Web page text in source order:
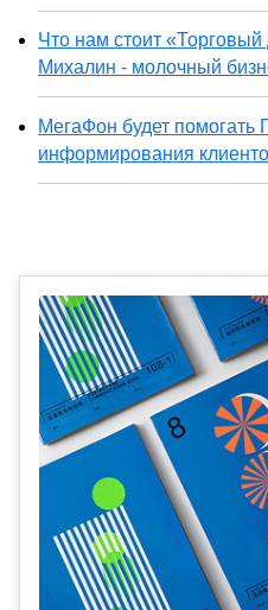
Что нам стоит
Михалин - молочный
МегаФон будет помогать
информирования